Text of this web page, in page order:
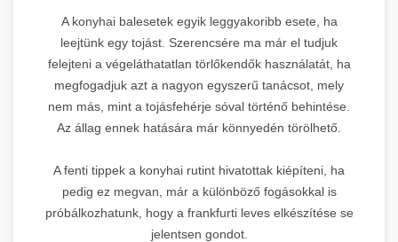
A konyhai balesetek egyik leggyakoribb esete, ha
leejtünk egy tojást. Szerencsére ma már el tudjuk
felejteni a végeláthatatlan törlőkendők használatát, ha
megfogadjuk azt a nagyon egyszerű tanácsot, mely
nem más, mint a tojásfehérje sóval történő behintése.
Az állag ennek hatására már könnyedén törölhető.
A fenti tippek a konyhai rutint hivatottak kiépíteni, ha
pedig ez megvan, már a különböző fogásokkal is
próbálkozhatunk, hogy a frankfurti leves elkészítése se
jelentsen gondot.